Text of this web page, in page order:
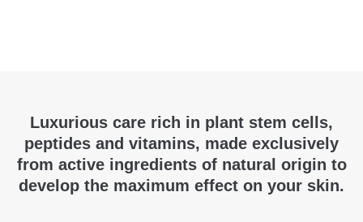
Luxurious care rich in plant stem cells,
peptides and vitamins, made exclusively
from active ingredients of natural origin to
develop the maximum effect on your skin.